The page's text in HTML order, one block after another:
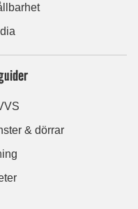
& dörrar